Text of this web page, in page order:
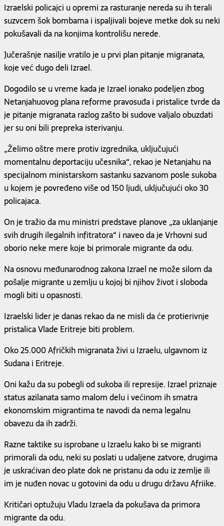
Izraelski policajci u opremi za rasturanje nereda su ih terali
suzvcem šok bombama i ispaljivali bojeve metke dok su neki
pokušavali da na konjima kontrolišu nerede.
Jučerašnje nasilje vratilo je u prvi plan pitanje migranata,
koje već dugo deli Izrael.
Dogodilo se u vreme kada je Izrael ionako podeljen zbog
Netanjahuovog plana reforme pravosuđa i pristalice tvrde da
je pitanje migranata razlog zašto bi sudove valjalo obuzdati
jer su oni bili prepreka isterivanju.
„Želimo oštre mere protiv izgrednika, uključujući
momentalnu deportaciju učesnika“, rekao je Netanjahu na
specijalnom ministarskom sastanku sazvanom posle sukoba
u kojem je povređeno više od 150 ljudi, uključujući oko 30
policajaca.
On je tražio da mu ministri predstave planove „za uklanjanje
svih drugih ilegalnih infitratora“ i naveo da je Vrhovni sud
oborio neke mere koje bi primorale migrante da odu.
Na osnovu međunarodnog zakona Izrael ne može silom da
pošalje migrante u zemlju u kojoj bi njihov život i sloboda
mogli biti u opasnosti.
Izraelski lider je danas rekao da ne misli da će protierivnje
pristalica Vlade Eritreje biti problem.
Oko 25.000 Afričkih migranata živi u Izraelu, ulgavnom iz
Sudana i Eritreje.
Oni kažu da su pobegli od sukoba ili represije. Izrael priznaje
status azilanata samo malom delu i većinom ih smatra
ekonomskim migrantima te navodi da nema legalnu
obavezu da ih zadrži.
Razne taktike su isprobane u Izraelu kako bi se migranti
primorali da odu, neki su poslati u udaljene zatvore, drugima
je uskraćivan deo plate dok ne pristanu da odu iz zemlje ili
im je nuđen novac u gotovini da odu u drugu državu Afriike.
Kritičari optužuju Vladu Izraela da pokušava da primora
migrante da odu.